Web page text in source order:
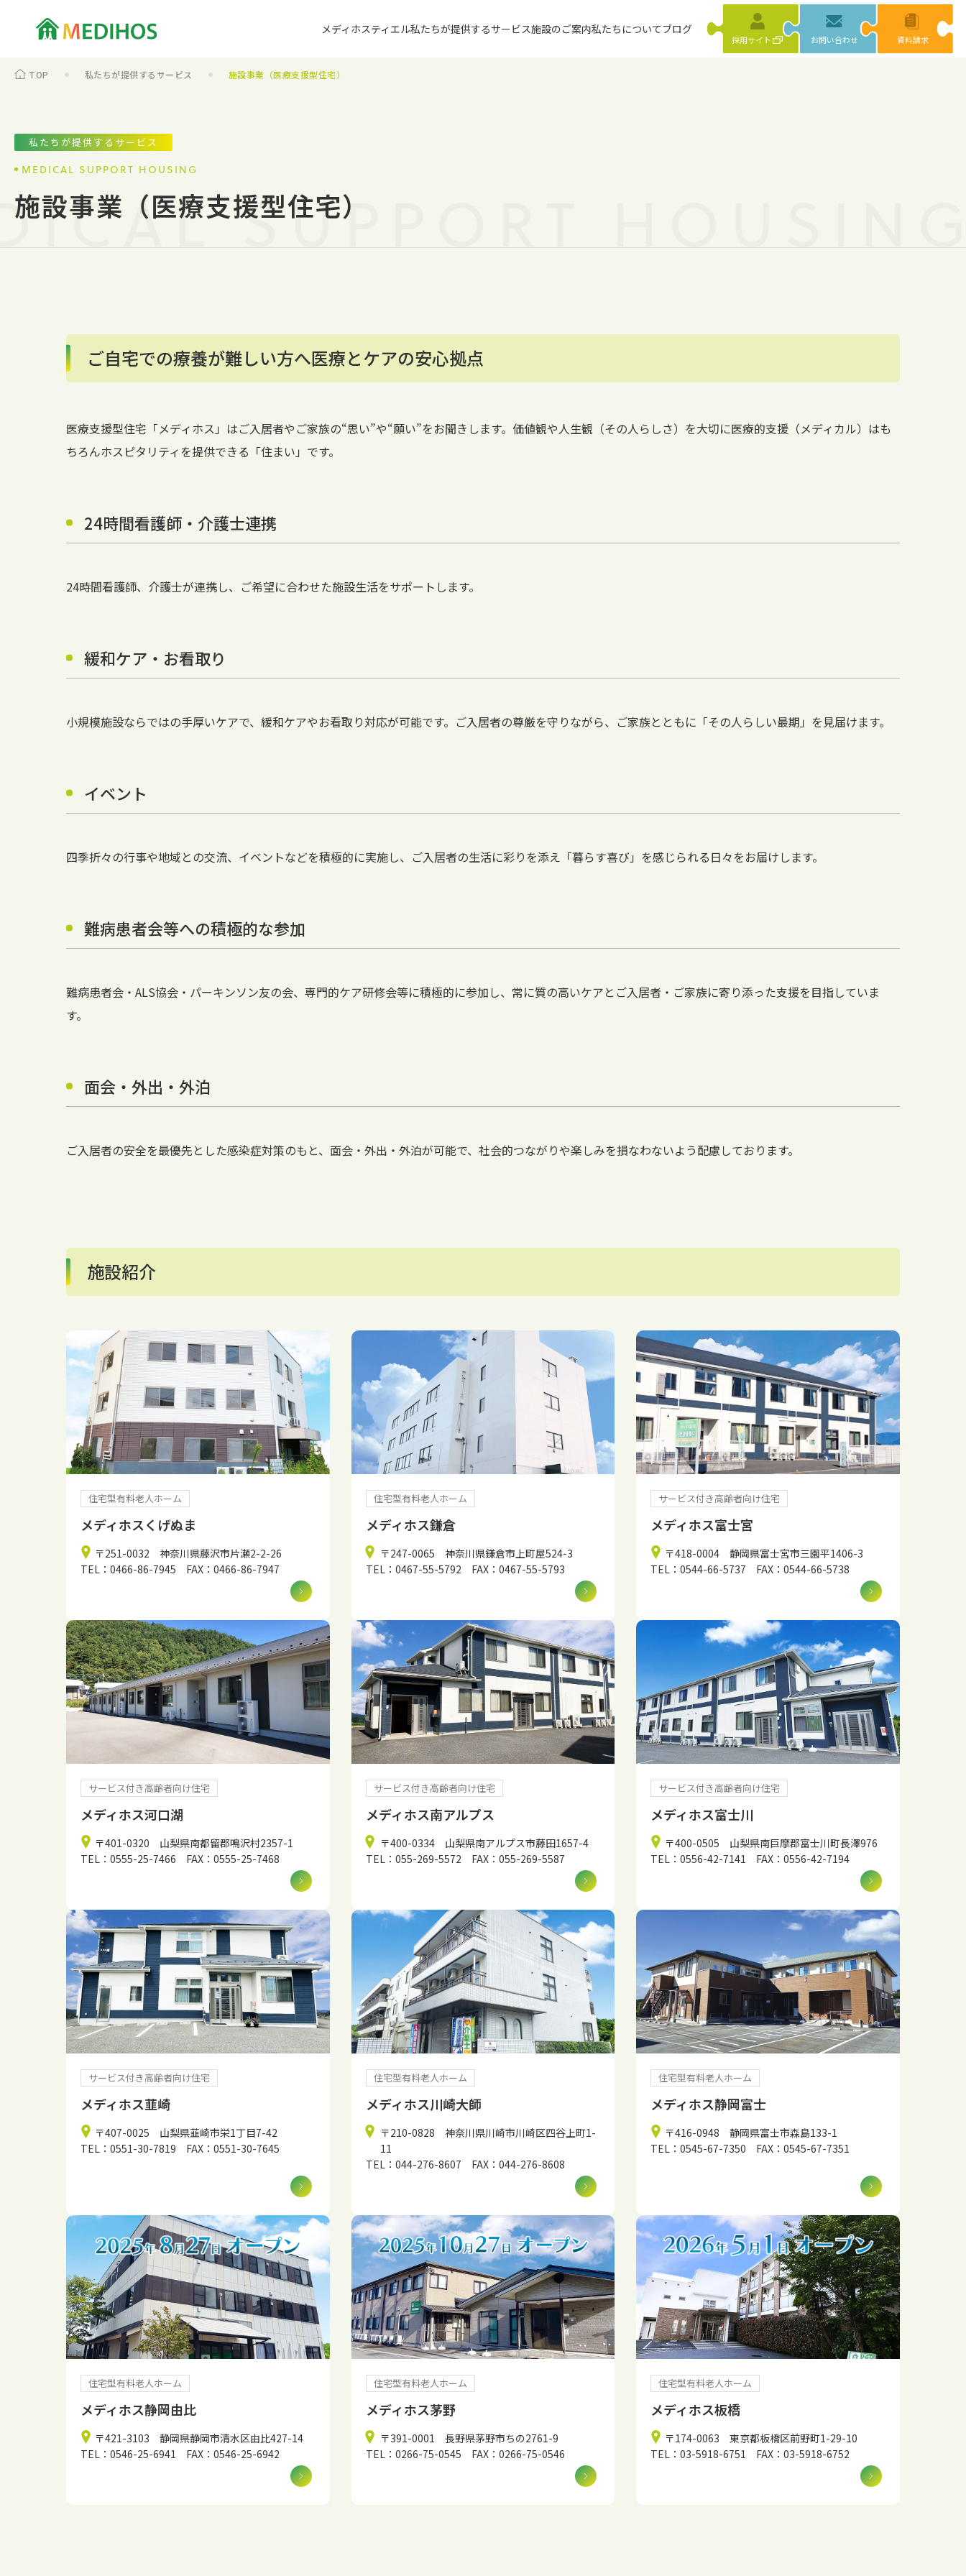
メディホスティエル私たちが提供するサービス施設のご案内私たちについてブログ
採用サイト お問い合わせ 資料請求
TOP 私たちが提供するサービス 施設事業（医療支援型住宅）
私たちが提供するサービス
MEDICAL SUPPORT HOUSING
施設事業（医療支援型住宅）SUPPORT
ご自宅での療養が難しい方へ医療とケアの安心拠点
医療支援型住宅「メディホス」はご入居者やご家族の“思い”や“願い”をお聞きします。価値観や人生観（その人らしさ）を大切に医療的支援（メディカル）はも
ちろんホスピタリティを提供できる「住まい」です。
24時間看護師・介護士連携
24時間看護師、介護士が連携し、ご希望に合わせた施設生活をサポートします。
緩和ケア・お看取り
小規模施設ならではの手厚いケアで、緩和ケアやお看取り対応が可能です。ご入居者の尊厳を守りながら、ご家族とともに「その人らしい最期」を見届けます。
イベント
四季折々の行事や地域との交流、イベントなどを積極的に実施し、ご入居者の生活に彩りを添え「暮らす喜び」を感じられる日々をお届けします。
難病患者会等への積極的な参加
難病患者会・ALS協会・パーキンソン友の会、専門的ケア研修会等に積極的に参加し、常に質の高いケアとご入居者・ご家族に寄り添った支援を目指していま
す。
面会・外出・外泊
ご入居者の安全を最優先とした感染症対策のもと、面会・外出・外泊が可能で、社会的つながりや楽しみを損なわないよう配慮しております。
施設紹介
住宅型有料老人ホーム
メディホスくげぬま
〒251-0032 神奈川県藤沢市片瀬2-2-26
TEL：0466-86-7945 FAX：0466-86-7947
住宅型有料老人ホーム
メディホス鎌倉
〒247-0065 神奈川県鎌倉市上町屋524-3
TEL：0467-55-5792 FAX：0467-55-5793
サービス付き高齢者向け住宅
メディホス富士宮
〒418-0004 静岡県富士宮市三園平1406-3
TEL：0544-66-5737 FAX：0544-66-5738
サービス付き高齢者向け住宅
メディホス河口湖
〒401-0320 山梨県南都留郡鳴沢村2357-1
TEL：0555-25-7466 FAX：0555-25-7468
サービス付き高齢者向け住宅
メディホス南アルプス
〒400-0334 山梨県南アルプス市藤田1657-4
TEL：055-269-5572 FAX：055-269-5587
サービス付き高齢者向け住宅
メディホス富士川
〒400-0505 山梨県南巨摩郡富士川町長澤976
TEL：0556-42-7141 FAX：0556-42-7194
サービス付き高齢者向け住宅
メディホス韮崎
〒407-0025 山梨県韮崎市栄1丁目7-42
TEL：0551-30-7819 FAX：0551-30-7645
住宅型有料老人ホーム
メディホス川崎大師
〒210-0828 神奈川県川崎市川崎区四谷上町1-
11
TEL：044-276-8607 FAX：044-276-8608
住宅型有料老人ホーム
メディホス静岡富士
〒416-0948 静岡県富士市森島133-1
TEL：0545-67-7350 FAX：0545-67-7351
住宅型有料老人ホーム
メディホス静岡由比
〒421-3103 静岡県静岡市清水区由比427-14
TEL：0546-25-6941 FAX：0546-25-6942
住宅型有料老人ホーム
メディホス茅野
〒391-0001 長野県茅野市ちの2761-9
TEL：0266-75-0545 FAX：0266-75-0546
住宅型有料老人ホーム
メディホス板橋
〒174-0063 東京都板橋区前野町1-29-10
TEL：03-5918-6751 FAX：03-5918-6752